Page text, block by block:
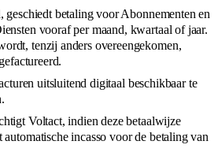
geschiedt betaling voor Abonnementen en
vooraf per maand, kwartaal of jaar.
tenzij anders overeengekomen,
uitsluitend digitaal beschikbaar te
Voltact, indien deze betaalwijze
incasso voor de betaling van